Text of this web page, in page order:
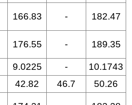
166.83 - 182.47
176.55 - 189.35
9.0225 -
10.1743
42.82 46.7
50.26